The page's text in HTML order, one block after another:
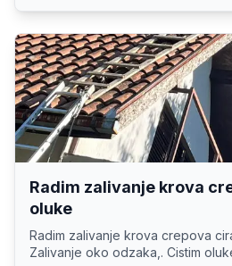
Radim zalivanje krova
oluke
Radim zalivanje krova crepova
Zalivanje oko odzaka,. Cistim